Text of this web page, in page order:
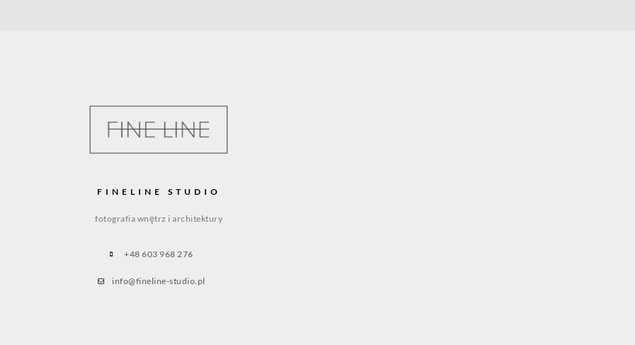
FINELINE STUDIO
fotografia wnętrz i architektury
+48 603 968 276
info@fineline-studio.pl